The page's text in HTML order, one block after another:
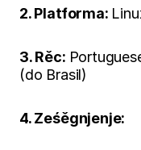
2. Platforma:
3. Rěc:
(do Brasil)
4. Ześěgnjenje: